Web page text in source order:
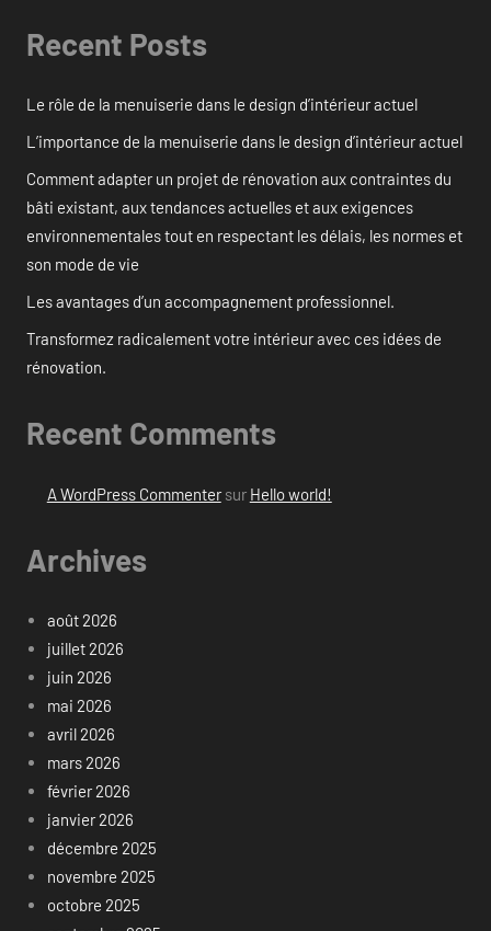
Recent Posts
Le rôle de la menuiserie dans le design d’intérieur actuel
L’importance de la menuiserie dans le design d’intérieur actuel
Comment adapter un projet de rénovation aux contraintes du
bâti existant, aux tendances actuelles et aux exigences
environnementales tout en respectant les délais, les normes et
son mode de vie
Les avantages d’un accompagnement professionnel.
Transformez radicalement votre intérieur avec ces idées de
rénovation.
Recent Comments
A WordPress Commentersur Hello world!
Archives
août 2026
juillet 2026
juin 2026
mai 2026
avril 2026
mars 2026
février 2026
janvier 2026
décembre 2025
novembre 2025
octobre 2025